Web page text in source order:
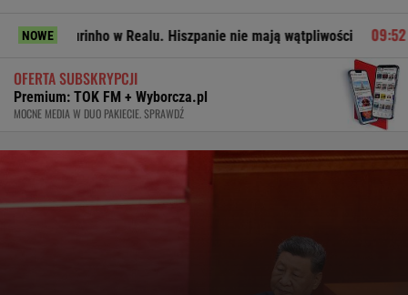
NOWEw Realu. Hiszpanie nie mają wątpliwości Miał
OFERTA SUBSKRYPCJI
Premium: TOK FM + Wyborcza.pl
MOCNE MEDIA W DUO PAKIECIE. SPRAWDŹ